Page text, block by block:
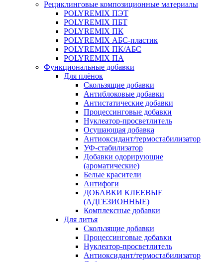
Рециклинговые композиционные материалы
POLYREMIX ПЭТ
POLYREMIX ПБТ
POLYREMIX ПК
POLYREMIX АБС-пластик
POLYREMIX ПК/АБС
POLYREMIX ПА
Функциональные добавки
Для плёнок
Скользящие добавки
Антиблоковые добавки
Антистатические добавки
Процессинговые добавки
Нуклеатор-просветлитель
Осушающая добавка
Антиоксидант/термостабилизатор
УФ-стабилизатор
Добавки одорирующие
(ароматические)
Белые красители
Антифоги
ДОБАВКИ КЛЕЕВЫЕ
(АДГЕЗИОННЫЕ)
Комплексные добавки
Для литья
Скользящие добавки
Процессинговые добавки
Нуклеатор-просветлитель
Антиоксидант/термостабилизатор